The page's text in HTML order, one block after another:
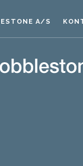
A/S